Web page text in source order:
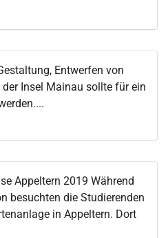
Entwerfen von
Insel Mainau sollte für ein
Appeltern 2019 Während
besuchten die Studierenden
in Appeltern. Dort